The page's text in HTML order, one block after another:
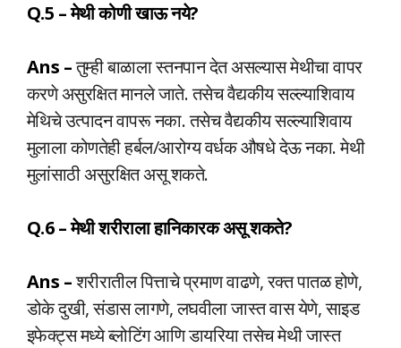
Q.5 – मेथी कोणी खाऊ नये?
Ans –तुम्ही बाळाला स्तनपान देत असल्यास मेथीचा वापर
करणे असुरक्षित मानले जाते. तसेच वैद्यकीय सल्ल्याशिवाय
मेथिचे उत्पादन वापरू नका. तसेच वैद्यकीय सल्ल्याशिवाय
मुलाला कोणतेही हर्बल/आरोग्य वर्धक औषधे देऊ नका. मेथी
मुलांसाठी असुरक्षित असू शकते.
Q.6 – मेथी शरीराला हानिकारक असू शकते?
Ans –शरीरातील पित्ताचे प्रमाण वाढणे, रक्त पातळ होणे,
डोके दुखी, संडास लागणे, लघवीला जास्त वास येणे, साइड
इफेक्ट्स मध्ये ब्लोटिंग आणि डायरिया तसेच मेथी जास्त